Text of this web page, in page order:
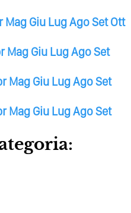
Mag Giu LugAgoSet Ott
Mag Giu LugAgoSet
Mag Giu LugAgoSet
Mag Giu LugAgoSet